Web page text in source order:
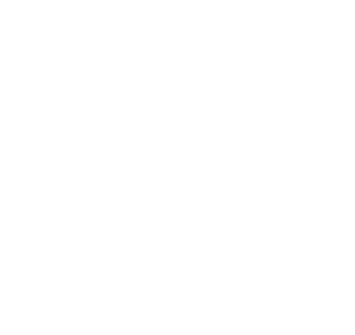
lub przesuwania.